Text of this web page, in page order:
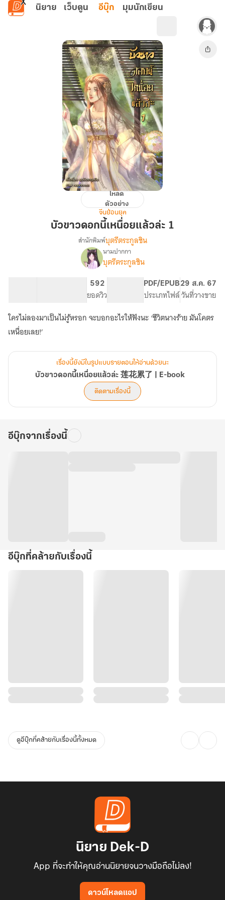
ข้ามไปยังเนื้อหาหลัก
นิยาย เว็บตูน อีบุ๊ก มุมนักเขียน
บัวขาว
นี้
โหลด
ตัวอย่าง
จีนย้อนยุค
บัวขาวดอกนี้เหนื่อยแล้วล่ะ 1
เรื่อง
บัวขาว
ล่ะ
莲
了
|
E-
book
สำนักพิมพ์บุตรีตระกูลชิน
นามปากกา
บุตรีตระกูลชิน
592
ยอดวิว
PDF/EPUB
ประเภทไฟล์
29 ส.ค. 67
วันที่วางขาย
ใครไม่ลองมาเป็นไม่รู้หรอก จะบอกอะไรให้ฟังนะ ‘ชีวิตนางร้าย มันโคตร
เหนื่อยเลย!’
เรื่องนี้ยังมีในรูปแบบรายตอนให้อ่านด้วยนะ
บัวขาวดอกนี้เหนื่อยแล้วล่ะ 莲花累了 | E-book
ติดตามเรื่องนี้
อีบุ๊กจากเรื่องนี้
อีบุ๊กที่คล้ายกับเรื่องนี้
ดูอีบุ๊กที่คล้ายกับเรื่องนี้ทั้งหมด
นิยาย Dek-D
App ที่จะทำให้คุณอ่านนิยายจนวางมือถือไม่ลง!
ดาวน์โหลดแอป